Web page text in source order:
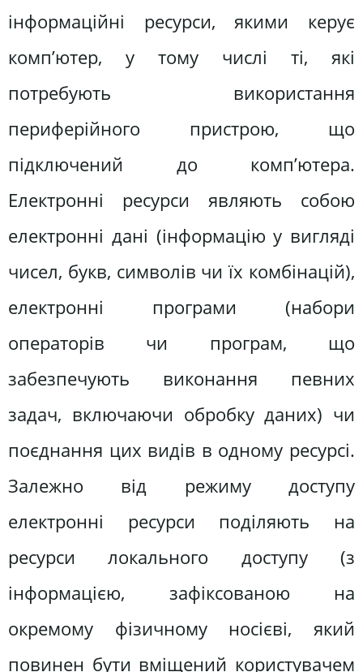
інформаційні ресурси, якими керує
комп’ютер, у тому числі ті, які
потребують використання
периферійного пристрою, що
підключений до комп’ютера.
Електронні ресурси являють собою
електронні дані (інформацію у вигляді
чисел, букв, символів чи їх комбінацій),
електронні програми (набори
операторів чи програм, що
забезпечують виконання певних
задач, включаючи обробку даних) чи
поєднання цих видів в одному ресурсі.
Залежно від режиму доступу
електронні ресурси поділяють на
ресурси локального доступу (з
інформацією, зафіксованою на
окремому фізичному носієві, який
повинен бути вміщений користувачем